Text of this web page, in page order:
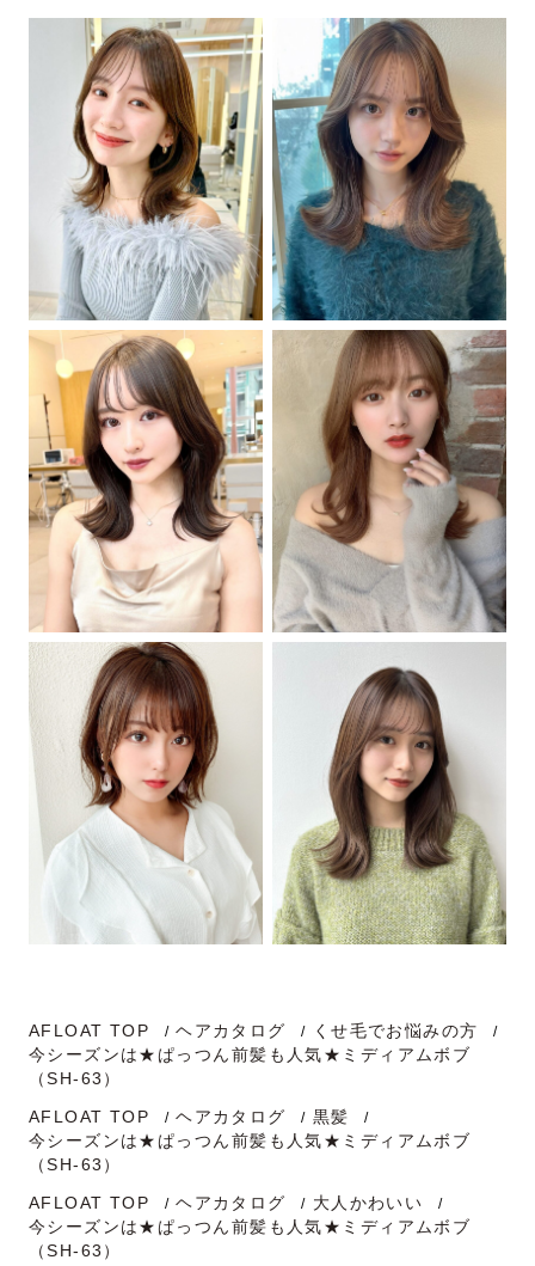
AFLOAT TOP ヘアカタログ
くせ毛でお悩みの方
今シーズンは★ぱっつん前髪も人気★ミディアムボブ
（SH-63）
AFLOAT TOP
ヘアカタログ
黒髪
今シーズンは★ぱっつん前髪も人気★ミディアムボブ
（SH-63）
AFLOAT TOP
ヘアカタログ
大人かわいい
今シーズンは★ぱっつん前髪も人気★ミディアムボブ
（SH-63）